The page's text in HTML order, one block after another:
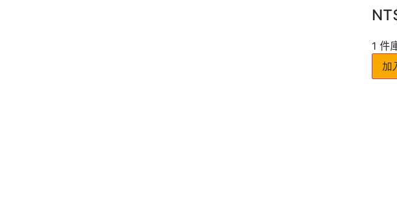
1 件
加